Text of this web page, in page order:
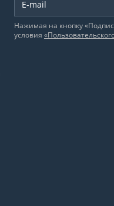
Нажимая на кнопку
условия